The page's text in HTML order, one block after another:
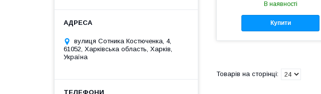
В наявності
Купити
вулиця Сотника Костюченка, 4,
61052, Харківська область, Харків,
Україна